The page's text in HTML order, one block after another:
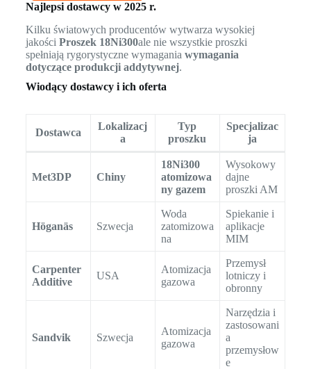
Najlepsi dostawcy w 2025 r.
Kilku światowych producentów wytwarza wysokiej
jakości Proszek 18Ni300ale nie wszystkie proszki
spełniają rygorystyczne wymagania wymagania
dotyczące produkcji addytywnej.
Wiodący dostawcy i ich oferta
Dostawca
Lokalizacj
a
Typ
proszku
Specjalizac
ja
Met3DP Chiny
18Ni300
atomizowa
ny gazem
Wysokowy
dajne
proszki AM
Höganäs Szwecja
Woda
zatomizowa
na
Spiekanie i
aplikacje
MIM
Carpenter
Additive
USA
Atomizacja
gazowa
Przemysł
lotniczy i
obronny
Sandvik Szwecja
Atomizacja
gazowa
Narzędzia i
zastosowani
a
przemysłow
e